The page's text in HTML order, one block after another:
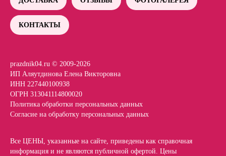
КОНТАКТЫ
prazdnik04.ru © 2009-2026
ИП Аляутдинова Елена Викторовна
ИНН 227440100938
ОГРН 313041114800020
Политика обработки персональных данных
Согласие на обработку персональных данных
Все ЦЕНЫ, указанные на сайте, приведены как справочная
информация и не являются публичной офертой. Цены